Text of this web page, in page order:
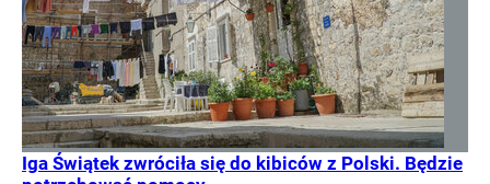
Iga Świątek zwróciła się do kibiców z Polski. Będzie